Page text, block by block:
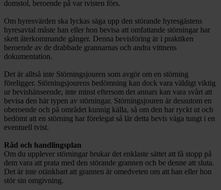
domstol, beroende på var tvisten förs.
Om hyresvärden ska lyckas säga upp den störande hyresgästens
hyresavtal måste han eller hon bevisa att omfattande störningar har
skett återkommande gånger. Denna bevisföring är i praktiken
beroende av de drabbade grannarnas och andra vittnens
dokumentation.
Det är alltså inte Störningsjouren som avgör om en störning
föreligger. Störningsjourens bedömning kan dock vara väldigt viktig
ur bevishänseende, inte minst eftersom det annars kan vara svårt att
bevisa den här typen av störningar. Störningsjouren är dessutom en
oberoende och på området kunnig källa, så om den har ryckt ut och
bedömt att en störning har förelegat så lär detta bevis väga tungt i en
eventuell tvist.
Råd och handlingsplan
Om du upplever störningar brukar det enklaste sättet att få stopp på
dem vara att prata med den störande grannen och be denne att sluta.
Det är inte otänkbart att grannen är omedveten om att han eller hon
stör sin omgivning.